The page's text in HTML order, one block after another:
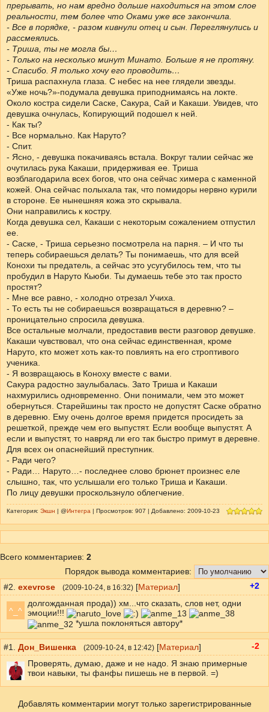
прерывать, но нам вредно дольше находиться на этом слое
реальности, тем более что Оками уже все закончила.
- Все в порядке, - разом кивнули отец и сын. Переглянулись и
рассмеялись.
- Триша, ты не могла бы…
- Только на несколько минут Минато. Больше я не протяну.
- Спасибо. Я только хочу его проводить…
Триша распахнула глаза. С небес на нее глядели звезды.
«Уже ночь?»-подумала девушка приподнимаясь на локте.
Около костра сидели Саске, Сакура, Сай и Какаши. Увидев, что
девушка очнулась, Копирующий подошел к ней.
- Как ты?
- Все нормально. Как Наруто?
- Спит.
- Ясно, - девушка покачиваясь встала. Вокруг талии сейчас же
очутилась рука Какаши, придерживая ее. Триша
возблагодарила всех богов, что она сейчас химера с каменной
кожей. Она сейчас полыхала так, что помидоры нервно курили
в стороне. Ее нынешняя кожа это скрывала.
Они направились к костру.
Когда девушка сел, Какаши с некоторым сожалением отпустил
ее.
- Саске, - Триша серьезно посмотрела на парня. – И что ты
теперь собираешься делать? Ты понимаешь, что для всей
Конохи ты предатель, а сейчас это усугубилось тем, что ты
пробудил в Наруто Кьюби. Ты думаешь тебе это так просто
простят?
- Мне все равно, - холодно отрезал Учиха.
- То есть ты не собираешься возвращаться в деревню? –
проницательно спросила девушка.
Все остальные молчали, предоставив вести разговор девушке.
Какаши чувствовал, что она сейчас единственная, кроме
Наруто, кто может хоть как-то повлиять на его строптивого
ученика.
- Я возвращаюсь в Коноху вместе с вами.
Сакура радостно заулыбалась. Зато Триша и Какаши
нахмурились одновременно. Они понимали, чем это может
обернуться. Старейшины так просто не допустят Саске обратно
в деревню. Ему очень долгое время придется просидеть за
решеткой, прежде чем его выпустят. Если вообще выпустят. А
если и выпустят, то навряд ли его так быстро примут в деревне.
Для всех он опаснейший преступник.
- Ради чего?
- Ради… Наруто…- последнее слово брюнет произнес еле
слышно, так, что услышали его только Триша и Какаши.
По лицу девушки проскользнуло облегчение.
Категория: Экшн | @Интегра | Просмотров: 907 | Добавлено: 2009-10-23
Всего комментариев: 2
Порядок вывода комментариев:
#2. exevrose (2009-10-24 , в 16:32) [Материал]
^_^
долгожданная прода)) хм...что сказать, слов нет, одни
эмоции!!!
*ушла поклоняться автору*
+2
#1. Дон_Вишенка (2009-10-24 , в 12:42) [Материал]
Проверять, думаю, даже и не надо. Я знаю примерные
твои навыки, ты фанфы пишешь не в первой. =)
-2
Добавлять комментарии могут только зарегистрированные